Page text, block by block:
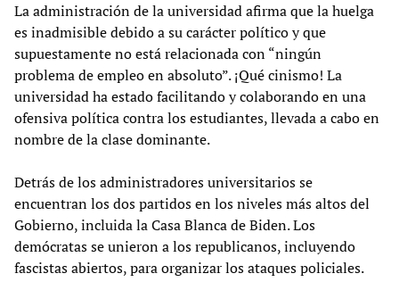
La administración de la universidad afirma que la huelga
es inadmisible debido a su carácter político y que
supuestamente no está relacionada con “ningún
problema de empleo en absoluto”. ¡Qué cinismo! La
universidad ha estado facilitando y colaborando en una
ofensiva política contra los estudiantes, llevada a cabo en
nombre de la clase dominante.
Detrás de los administradores universitarios se
encuentran los dos partidos en los niveles más altos del
Gobierno, incluida la Casa Blanca de Biden. Los
demócratas se unieron a los republicanos, incluyendo
fascistas abiertos, para organizar los ataques policiales.